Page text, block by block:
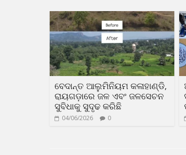
ବେଦାନ୍ତ ଆଲୁମିନିୟମ କଳାହାଣ୍ଡି,
ରାୟଗଡ଼ାରେ ଜଳ ଏବଂ ଜଳସେଚନ
ସୁବିଧାକୁ ସୁଦୃଢ କରିଛି
04/06/2026 0